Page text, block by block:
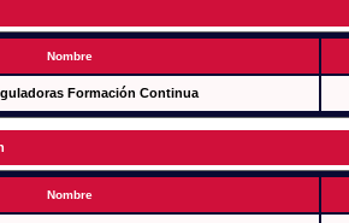
Nombre
Formación Continua
Nombre